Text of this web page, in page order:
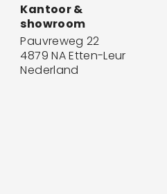
Kantoor &
showroom
Pauvreweg 22
4879 NA Etten-Leur
Nederland